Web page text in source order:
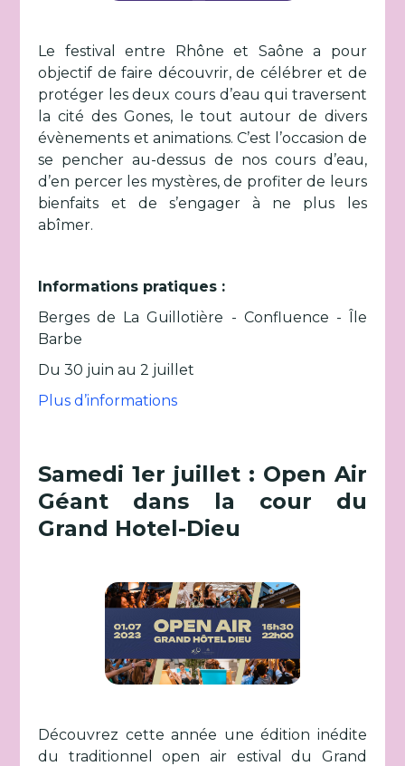
Le festival entre Rhône et Saône a pour
objectif de faire découvrir, de célébrer et de
protéger les deux cours d’eau qui traversent
la cité des Gones, le tout autour de divers
évènements et animations. C’est l’occasion de
se pencher au-dessus de nos cours d’eau,
d’en percer les mystères, de profiter de leurs
bienfaits et de s’engager à ne plus les
abîmer.
Informations pratiques :
Berges de La Guillotière - Confluence - Île
Barbe
Du 30 juin au 2 juillet
Plus d’informations
Samedi 1er juillet : Open Air
Géant dans la cour du
Grand Hotel-Dieu
Découvrez cette année une édition inédite
du traditionnel open air estival du Grand